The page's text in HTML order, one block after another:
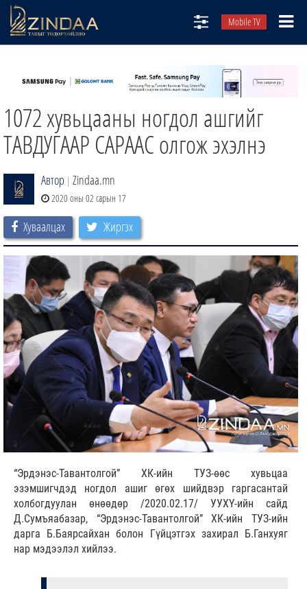
Mobile TV
ТВ8
ӨГЛӨӨНИЙ СОНИН
АУДИО ЗОХИОЛ
ЗИНДАА СЭТГҮҮЛ
1072 хувьцааны ногдол ашгийг
ТАВДУГААР САРААС олгож эхэлнэ
Автор | Zindaa.mn
2020 оны 02 сарын 17
Хуваалцах Жиргэх
“Эрдэнэс-Тавантолгой” ХК-ийн ТУЗ-өөс хувьцаа
эзэмшигчдэд ногдол ашиг өгөх шийдвэр гаргасантай
холбогдуулан өнөөдөр /2020.02.17/ УУХҮ-ийн сайд
Д.Сумъяабазар, “Эрдэнэс-Тавантолгой” ХК-ийн ТУЗ-ийн
дарга Б.Баярсайхан болон Гүйцэтгэх захирал Б.Ганхуяг
нар мэдээлэл хийлээ.